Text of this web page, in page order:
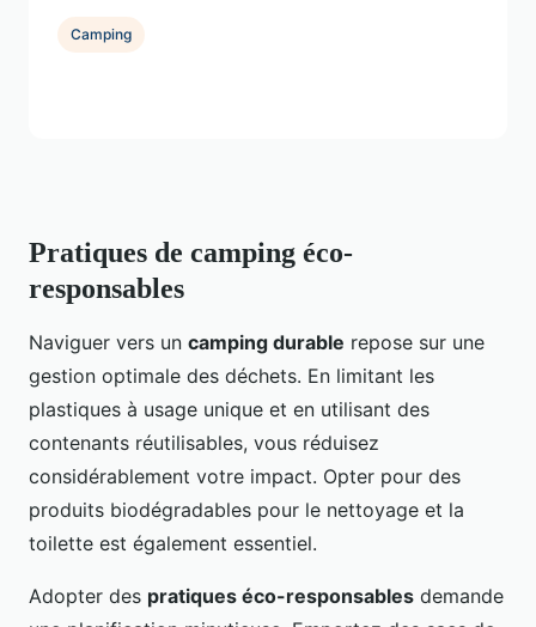
Pratiques de camping éco-
responsables
Naviguer vers un camping durable repose sur une
gestion optimale des déchets. En limitant les
plastiques à usage unique et en utilisant des
contenants réutilisables, vous réduisez
considérablement votre impact. Opter pour des
produits biodégradables pour le nettoyage et la
toilette est également essentiel.
Adopter des pratiques éco-responsables demande
Camping